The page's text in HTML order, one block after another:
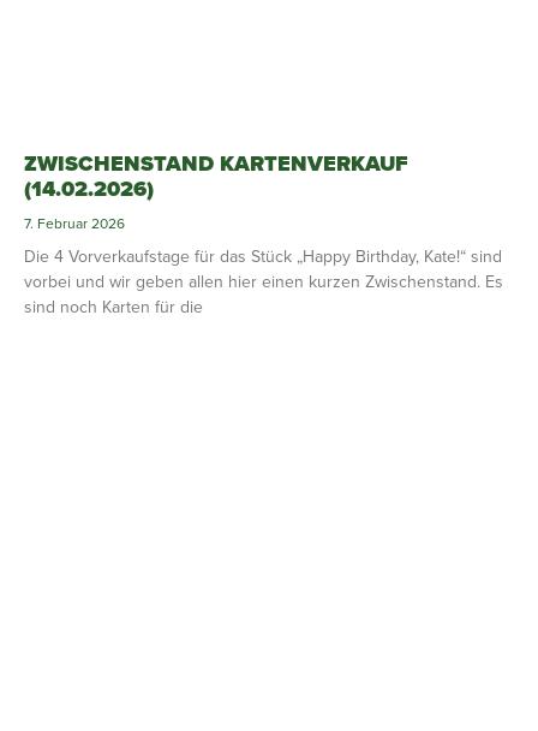
ZWISCHENSTAND KARTENVERKAUF
(14.02.2026)
7. Februar 2026
Die 4 Vorverkaufstage für das Stück „Happy Birthday, Kate!“ sind
vorbei und wir geben allen hier einen kurzen Zwischenstand. Es
sind noch Karten für die